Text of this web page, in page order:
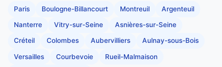
Paris Boulogne-Billancourt Montreuil Argenteuil
Nanterre Vitry-sur-Seine Asnières-sur-Seine
Créteil Colombes Aubervilliers Aulnay-sous-Bois
Versailles Courbevoie Rueil-Malmaison